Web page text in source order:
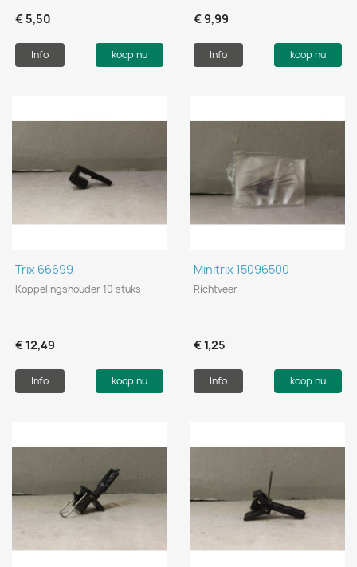
€ 5,50
Info koop nu
€ 9,99
Info koop nu
Trix 66699
Koppelingshouder 10 stuks
€ 12,49
Info koop nu
Minitrix 15096500
Richtveer
€ 1,25
Info koop nu